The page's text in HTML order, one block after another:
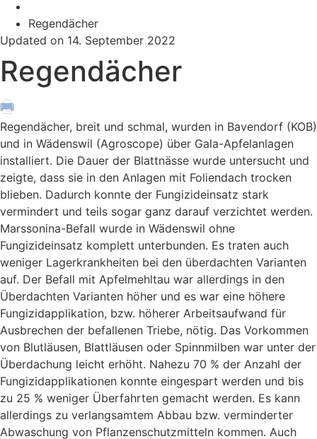
Regendächer
Updated on 14. September 2022
Regendächer
Regendächer, breit und schmal, wurden in Bavendorf (KOB)
und in Wädenswil (Agroscope) über Gala-Apfelanlagen
installiert. Die Dauer der Blattnässe wurde untersucht und
zeigte, dass sie in den Anlagen mit Foliendach trocken
blieben. Dadurch konnte der Fungizideinsatz stark
vermindert und teils sogar ganz darauf verzichtet werden.
Marssonina-Befall wurde in Wädenswil ohne
Fungizideinsatz komplett unterbunden. Es traten auch
weniger Lagerkrankheiten bei den überdachten Varianten
auf. Der Befall mit Apfelmehltau war allerdings in den
Überdachten Varianten höher und es war eine höhere
Fungizidapplikation, bzw. höherer Arbeitsaufwand für
Ausbrechen der befallenen Triebe, nötig. Das Vorkommen
von Blutläusen, Blattläusen oder Spinnmilben war unter der
Überdachung leicht erhöht. Nahezu 70 % der Anzahl der
Fungizidapplikationen konnte eingespart werden und bis
zu 25 % weniger Überfahrten gemacht werden. Es kann
allerdings zu verlangsamtem Abbau bzw. verminderter
Abwaschung von Pflanzenschutzmitteln kommen. Auch